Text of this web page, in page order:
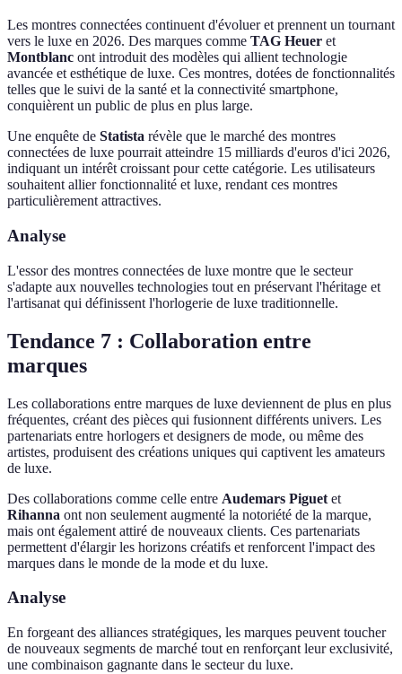
Les montres connectées continuent d'évoluer et prennent un tournant
vers le luxe en 2026. Des marques comme TAG Heuer et
Montblanc ont introduit des modèles qui allient technologie
avancée et esthétique de luxe. Ces montres, dotées de fonctionnalités
telles que le suivi de la santé et la connectivité smartphone,
conquièrent un public de plus en plus large.
Une enquête de Statista révèle que le marché des montres
connectées de luxe pourrait atteindre 15 milliards d'euros d'ici 2026,
indiquant un intérêt croissant pour cette catégorie. Les utilisateurs
souhaitent allier fonctionnalité et luxe, rendant ces montres
particulièrement attractives.
Analyse
L'essor des montres connectées de luxe montre que le secteur
s'adapte aux nouvelles technologies tout en préservant l'héritage et
l'artisanat qui définissent l'horlogerie de luxe traditionnelle.
Tendance 7 : Collaboration entre
marques
Les collaborations entre marques de luxe deviennent de plus en plus
fréquentes, créant des pièces qui fusionnent différents univers. Les
partenariats entre horlogers et designers de mode, ou même des
artistes, produisent des créations uniques qui captivent les amateurs
de luxe.
Des collaborations comme celle entre Audemars Piguet et
Rihanna ont non seulement augmenté la notoriété de la marque,
mais ont également attiré de nouveaux clients. Ces partenariats
permettent d'élargir les horizons créatifs et renforcent l'impact des
marques dans le monde de la mode et du luxe.
Analyse
En forgeant des alliances stratégiques, les marques peuvent toucher
de nouveaux segments de marché tout en renforçant leur exclusivité,
une combinaison gagnante dans le secteur du luxe.